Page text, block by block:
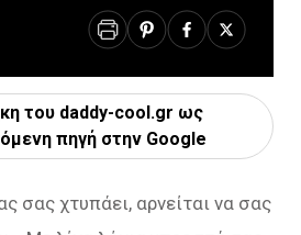
του daddy-cool.gr ως
πηγή στην Google
σας χτυπάει, αρνείται να σας